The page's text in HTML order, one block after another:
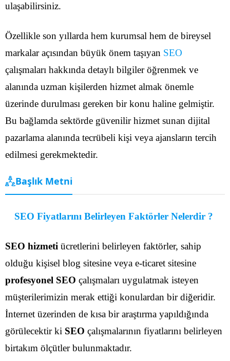
ulaşabilirsiniz.
Özellikle son yıllarda hem kurumsal hem de bireysel
markalar açısından büyük önem taşıyan SEO
çalışmaları hakkında detaylı bilgiler öğrenmek ve
alanında uzman kişilerden hizmet almak önemle
üzerinde durulması gereken bir konu haline gelmiştir.
Bu bağlamda sektörde güvenilir hizmet sunan dijital
pazarlama alanında tecrübeli kişi veya ajansların tercih
edilmesi gerekmektedir.
Başlık Metni
SEO Fiyatlarını Belirleyen Faktörler Nelerdir ?
SEO hizmeti ücretlerini belirleyen faktörler, sahip
olduğu kişisel blog sitesine veya e-ticaret sitesine
profesyonel SEO çalışmaları uygulatmak isteyen
müşterilerimizin merak ettiği konulardan bir diğeridir.
İnternet üzerinden de kısa bir araştırma yapıldığında
görülecektir ki SEO çalışmalarının fiyatlarını belirleyen
birtakım ölçütler bulunmaktadır.